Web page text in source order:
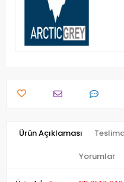
Ürün Açıklaması
Yorumlar